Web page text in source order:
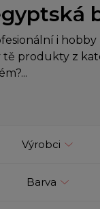
i
produkty z
Výrobci
Barva